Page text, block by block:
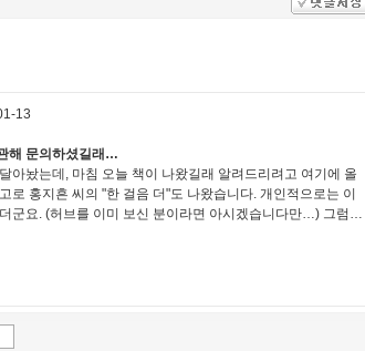
13
해 문의하셨길래…
아놨는데, 마침 오늘 책이 나왔길래 알려드리려고 여기에 올
로 홍지흔 씨의 "한 걸음 더"도 나왔습니다. 개인적으로는 이
군요. (허브를 이미 보신 분이라면 아시겠습니다만…) 그럼…